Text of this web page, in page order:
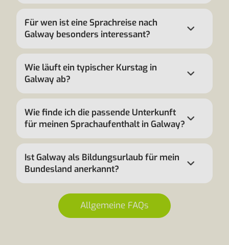
Für wen ist eine Sprachreise nach
Galway besonders interessant?
Wie läuft ein typischer Kurstag in
Galway ab?
Wie finde ich die passende Unterkunft
für meinen Sprachaufenthalt in Galway?
Ist Galway als Bildungsurlaub für mein
Bundesland anerkannt?
Allgemeine FAQs